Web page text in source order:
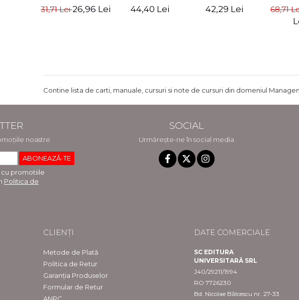
Modele
31,71 Lei26,96 Lei
organizationala
44,40 Lei 42,29 Lei
esec
68,71
Contine lista de carti, manuale, cursuri si note de cursuri din domeniul
noastre
cu promotiile
Politica de
SOCIAL
Urmărește-ne în social media
CLIENȚI
Metode de Plată
Politica de Retur
Garanția Produselor
Formular de Retur
ANPC
DATE COMERCIALE
SC EDITURA
UNIVERSITARĂ SRL
J40/29211/1994
RO 7726230
Bd. Nicolae Bălcescu nr. 27-33